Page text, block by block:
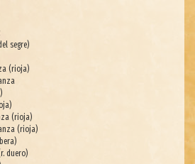
segre)
(rioja)
(rioja)
(rioja)
duero)